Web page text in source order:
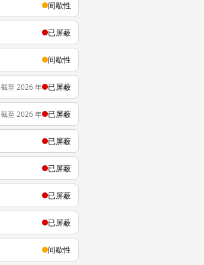
间歇性
已屏蔽
间歇性
截至 2026 年 已屏蔽
截至 2026 年 已屏蔽
已屏蔽
已屏蔽
已屏蔽
已屏蔽
间歇性